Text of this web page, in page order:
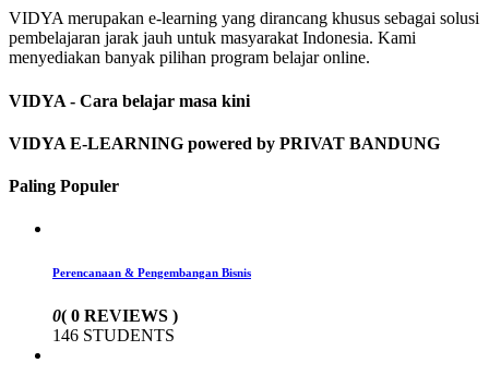
VIDYA merupakan e-learning yang dirancang khusus sebagai solusi
pembelajaran jarak jauh untuk masyarakat Indonesia. Kami
menyediakan banyak pilihan program belajar online.
VIDYA - Cara belajar masa kini
VIDYA E-LEARNING powered by PRIVAT BANDUNG
Paling Populer
Perencanaan & Pengembangan Bisnis
0( 0 REVIEWS )
146 STUDENTS